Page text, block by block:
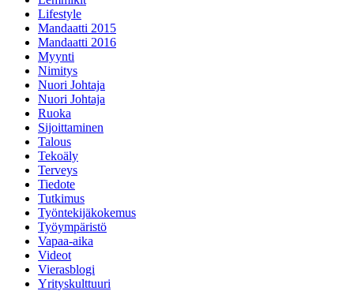
Lifestyle
Mandaatti 2015
Mandaatti 2016
Myynti
Nimitys
Nuori Johtaja
Nuori Johtaja
Ruoka
Sijoittaminen
Talous
Tekoäly
Terveys
Tiedote
Tutkimus
Työntekijäkokemus
Työympäristö
Vapaa-aika
Videot
Vierasblogi
Yrityskulttuuri